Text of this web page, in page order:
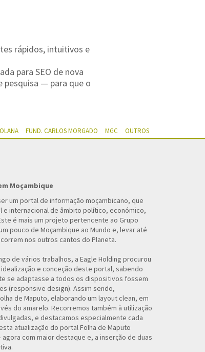
rápidos, intuitivos e
para SEO de nova
pesquisa — para que o
FUND. CARLOS MORGADO MGC OUTROS
Moçambique
um portal de informação moçambicano, que
e internacional de âmbito político, económico,
é mais um projeto pertencente ao Grupo
pouco de Moçambique ao Mundo e, levar até
nos outros cantos do Planeta.
de vários trabalhos, a Eagle Holding procurou
idealização e conceção deste portal, sabendo
se adaptasse a todos os dispositivos fossem
(responsive design). Assim sendo,
de Maputo, elaborando um layout clean, em
do amarelo. Recorremos também à utilização
e destacamos especialmente cada
atualização do portal Folha de Maputo
com maior destaque e, a inserção de duas